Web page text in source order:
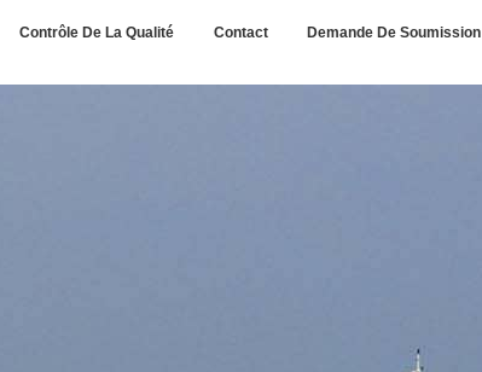
Contrôle De La Qualité Contact Demande De Soumission